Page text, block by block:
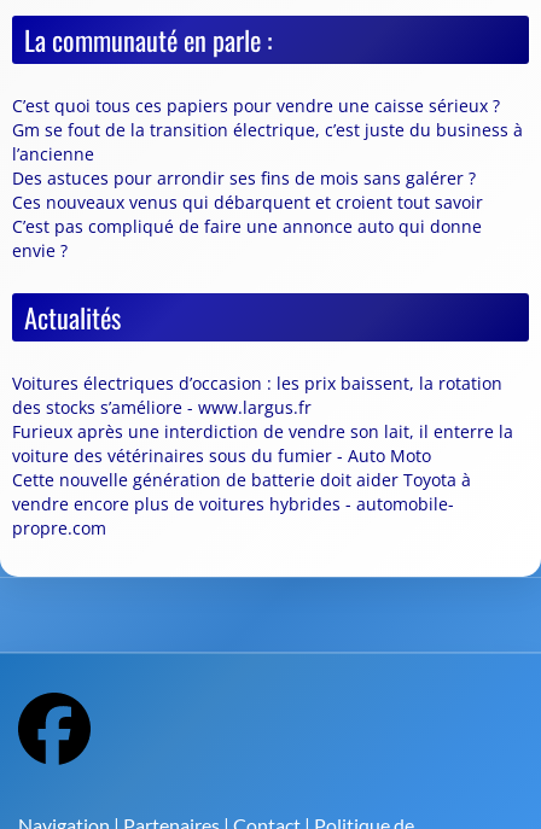
La communauté en parle :
C’est quoi tous ces papiers pour vendre une caisse sérieux ?
Gm se fout de la transition électrique, c’est juste du business à
l’ancienne
Des astuces pour arrondir ses fins de mois sans galérer ?
Ces nouveaux venus qui débarquent et croient tout savoir
C’est pas compliqué de faire une annonce auto qui donne
envie ?
Actualités
Voitures électriques d’occasion : les prix baissent, la rotation
des stocks s’améliore - www.largus.fr
Furieux après une interdiction de vendre son lait, il enterre la
voiture des vétérinaires sous du fumier - Auto Moto
Cette nouvelle génération de batterie doit aider Toyota à
vendre encore plus de voitures hybrides - automobile-
propre.com